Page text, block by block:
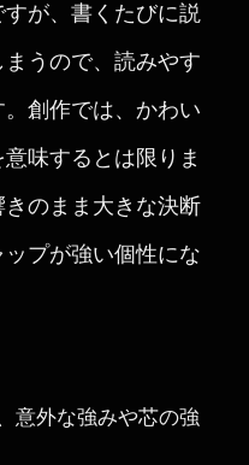
が、書くたびに説
うので、読みやす
創作では、かわい
味するとは限りま
のまま大きな決断
プが強い個性にな
意外な強みや芯の強